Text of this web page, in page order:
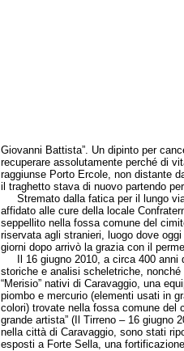
Giovanni Battista”. Un dipinto per
recuperare assolutamente perché di
raggiunse Porto Ercole, non distante
il traghetto stava di nuovo partendo
Stremato dalla fatica per il lungo
affidato alle cure della locale
seppellito nella fossa comune del
riservata agli stranieri, luogo dove
giorni dopo arrivò la grazia con il
Il 16 giugno 2010, a circa 400 anni
storiche e analisi scheletriche,
“Merisio” nativi di Caravaggio, una
piombo e mercurio (elementi usati in
colori) trovate nella fossa comune del
grande artista” (Il Tirreno – 16 giugno
nella città di Caravaggio, sono stati
esposti a Forte Sella, una